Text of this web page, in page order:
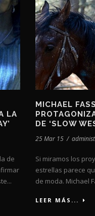
LA
de
MICHAEL
DE ‘SLOW
25 Mar 15 /
Si miramos los
estrellas parece
de moda. Michael
LEER MÁS...